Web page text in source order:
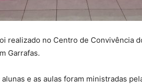
realizado no Centro de Convivência
Garrafas.
e as aulas foram ministradas